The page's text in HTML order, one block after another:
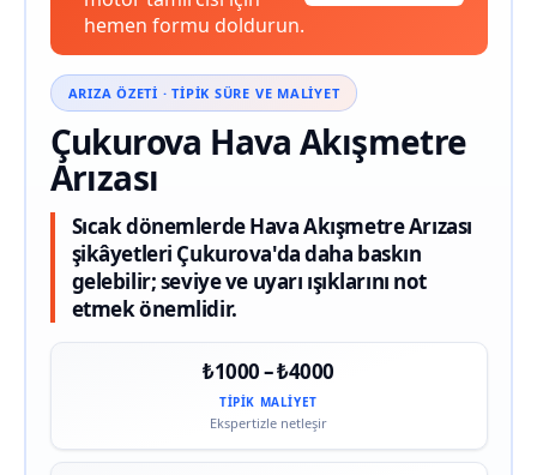
hemen formu doldurun.
ARIZA ÖZETI · TIPIK SÜRE VE MALIYET
Çukurova Hava Akışmetre
Arızası
Sıcak dönemlerde Hava Akışmetre Arızası
şikâyetleri Çukurova'da daha baskın
gelebilir; seviye ve uyarı ışıklarını not
etmek önemlidir.
₺1000 – ₺4000
TIPIK MALIYET
Ekspertizle netleşir